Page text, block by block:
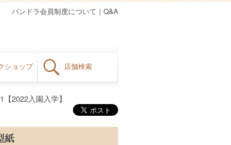
ショップ 店舗検索
Q&A
｜
パンドラ会員制度について
2022入園入学】
紙